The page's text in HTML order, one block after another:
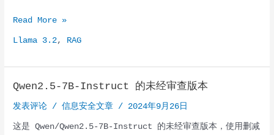
使
本
地
行，
Read More »
Llama 3.2, RAG
Qwen2.5-7B-Instruct 的未经审查版本
发表评论 /信息安全文章 / 2024年9月26日
这是 Qwen/Qwen2.5-7B-Instruct 的未经审查版本，使用删减